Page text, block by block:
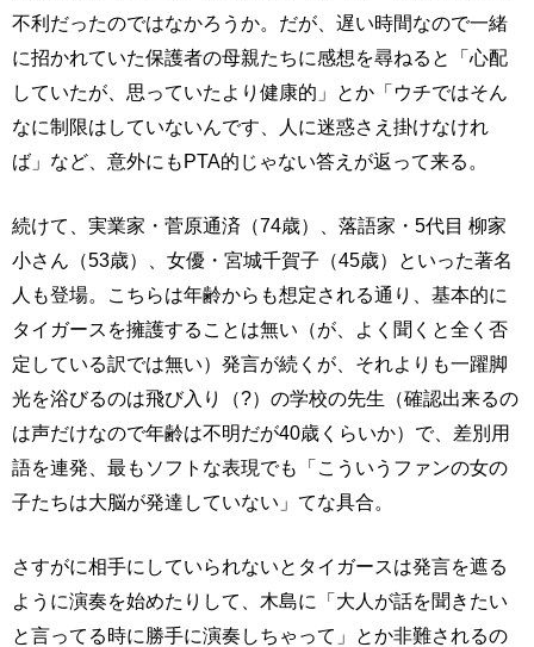
不利だったのではなかろうか。だが、遅い時間なので一緒
に招かれていた保護者の母親たちに感想を尋ねると「心配
していたが、思っていたより健康的」とか「ウチではそん
なに制限はしていないんです、人に迷惑さえ掛けなけれ
ば」など、意外にもPTA的じゃない答えが返って来る。
続けて、実業家・菅原通済（74歳）、落語家・5代目 柳家
小さん（53歳）、女優・宮城千賀子（45歳）といった著名
人も登場。こちらは年齢からも想定される通り、基本的に
タイガースを擁護することは無い（が、よく聞くと全く否
定している訳では無い）発言が続くが、それよりも一躍脚
光を浴びるのは飛び入り（?）の学校の先生（確認出来るの
は声だけなので年齢は不明だが40歳くらいか）で、差別用
語を連発、最もソフトな表現でも「こういうファンの女の
子たちは大脳が発達していない」てな具合。
さすがに相手にしていられないとタイガースは発言を遮る
ように演奏を始めたりして、木島に「大人が話を聞きたい
と言ってる時に勝手に演奏しちゃって」とか非難されるの